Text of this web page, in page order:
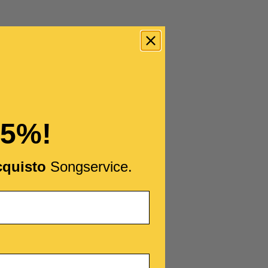
Songservice.